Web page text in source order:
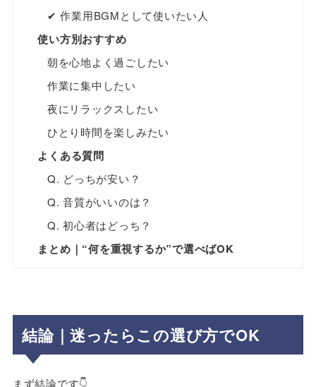
✔ 作業用BGMとして使いたい人
使い方別おすすめ
朝を心地よく過ごしたい
作業に集中したい
夜にリラックスしたい
ひとり時間を楽しみたい
よくある質問
Q. どっちが安い？
Q. 音質がいいのは？
Q. 初心者はどっち？
まとめ｜“何を重視するか”で選べばOK
結論｜迷ったらこの選び方でOK
まず結論です👇